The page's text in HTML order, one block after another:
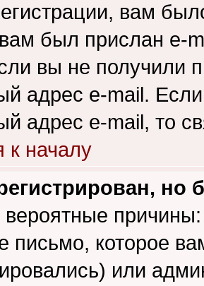
вам
был прислан e-
вы не получили
адрес e-mail.
адрес e-mail, то
к началу
но
письмо, которое
или